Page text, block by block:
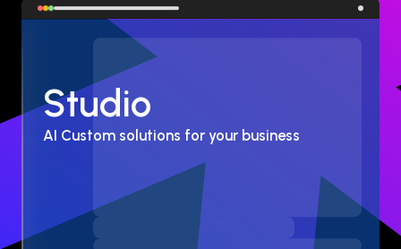
Studio
AI Custom solutions for your business